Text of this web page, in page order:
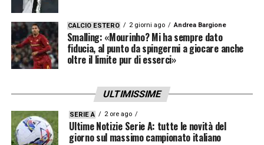
CALCIO ESTERO 2 giorni ago Andrea Bargione
Smalling: «Mourinho? Mi ha sempre dato
fiducia, al punto da spingermi a giocare anche
oltre il limite pur di esserci»
ULTIMISSIME
SERIE A 2 ore ago
Ultime Notizie Serie A: tutte le novità del
giorno sul massimo campionato italiano